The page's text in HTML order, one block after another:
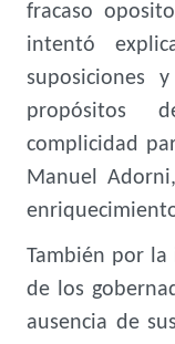
fracaso
intentó
suposiciones
propósitos
complicidad
Manuel
También por
de los
ausencia de